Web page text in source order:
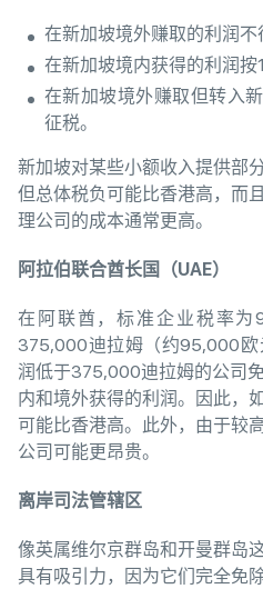
在新加坡境外赚取的利润不
在新加坡境内获得的利润按
在新加坡境外赚取但转入
征税。
新加坡对某些小额收入提供部
但总体税负可能比香港高，而
理公司的成本通常更高。
阿拉伯联合酋长国 （UAE）
在阿联酋，标准企业税率为
375,000迪拉姆（约95,000欧
润低于375,000迪拉姆的公司
内和境外获得的利润。因此，
可能比香港高。此外，由于较
公司可能更昂贵。
离岸司法管辖区
像英属维尔京群岛和开曼群岛
具有吸引力，因为它们完全免